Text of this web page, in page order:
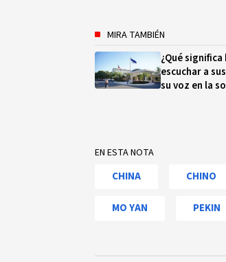
MIRA TAMBIÉN
¿Qué
escuchar a
su voz en la
EN ESTA NOTA
CHINA CHINO
MO YAN PEKIN